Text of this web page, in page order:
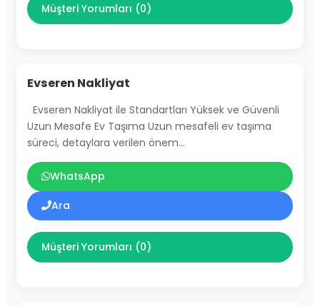
Müşteri Yorumları (0)
Evseren Nakliyat
Evseren Nakliyat ile Standartları Yüksek ve Güvenli
Uzun Mesafe Ev Taşıma Uzun mesafeli ev taşıma
süreci, detaylara verilen önem…
WhatsApp
Ara
Müşteri Yorumları (0)